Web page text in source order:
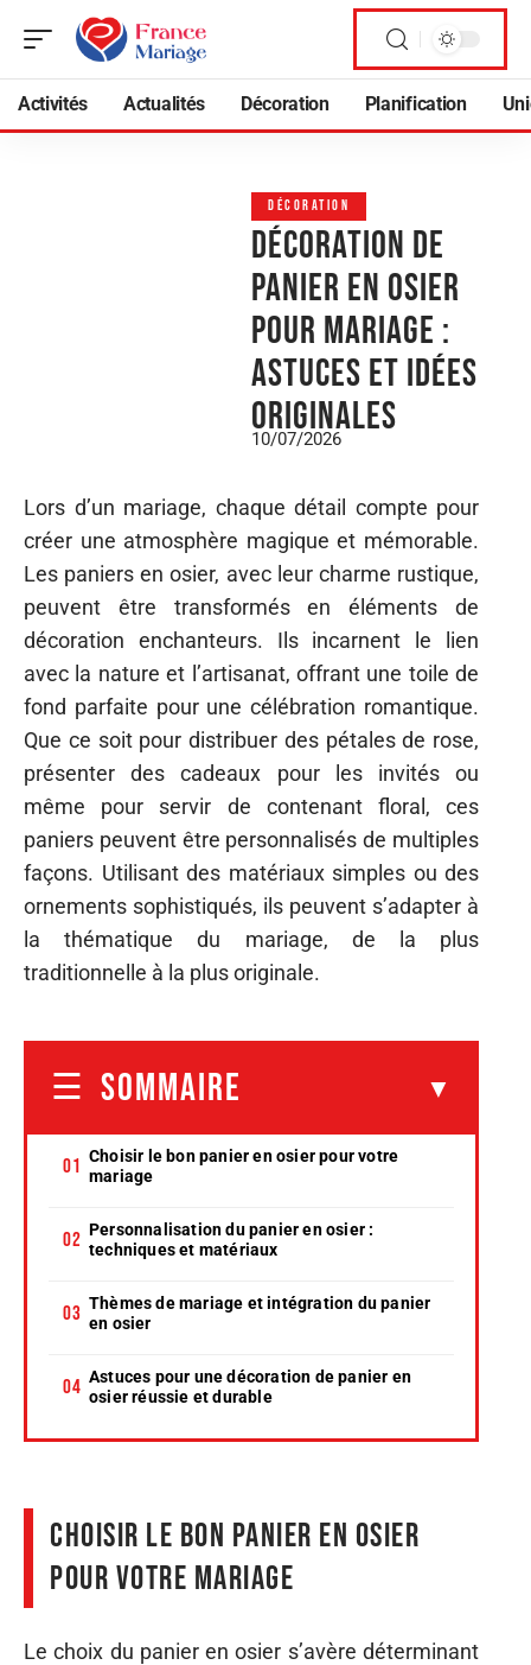
Activités Actualités Décoration Planification
DÉCORATION
Décoration de
panier en osier
pour mariage :
astuces et idées
originales
10/07/2026
Lors d’un mariage, chaque détail compte pour
créer une atmosphère magique et mémorable.
Les paniers en osier, avec leur charme rustique,
peuvent être transformés en éléments de
décoration enchanteurs. Ils incarnent le lien
avec la nature et l’artisanat, offrant une toile de
fond parfaite pour une célébration romantique.
Que ce soit pour distribuer des pétales de rose,
présenter des cadeaux pour les invités ou
même pour servir de contenant floral, ces
paniers peuvent être personnalisés de multiples
façons. Utilisant des matériaux simples ou des
ornements sophistiqués, ils peuvent s’adapter à
la thématique du mariage, de la plus
traditionnelle à la plus originale.
SOMMAIRE
Choisir le bon panier en osier pour votre
mariage
Personnalisation du panier en osier :
techniques et matériaux
Thèmes de mariage et intégration du panier
en osier
Astuces pour une décoration de panier en
osier réussie et durable
Choisir le bon panier en osier
pour votre mariage
Le choix du panier en osier s’avère déterminant